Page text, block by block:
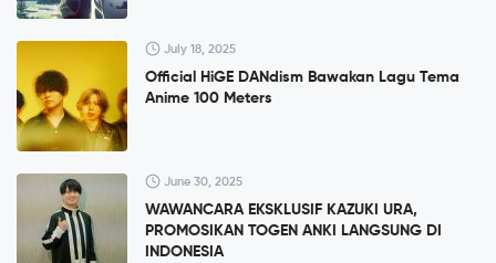
July 18, 2025
Official HiGE DANdism Bawakan Lagu Tema
Anime 100 Meters
June 30, 2025
WAWANCARA EKSKLUSIF KAZUKI URA,
PROMOSIKAN TOGEN ANKI LANGSUNG DI
INDONESIA